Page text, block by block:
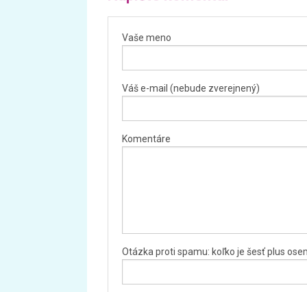
Vaše meno
Váš e-mail (nebude zverejnený)
Komentáre
Otázka proti spamu: koľko je šesť plus